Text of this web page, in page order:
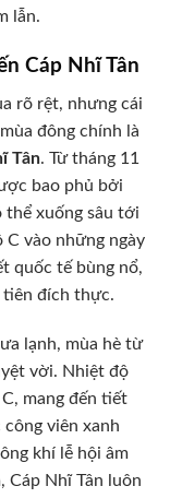
lẫn.
Cáp Nhĩ Tân
rõ rệt, nhưng cái
đông chính là
Tân. Từ tháng 11
bao phủ bởi
xuống sâu tới
C vào những ngày
quốc tế bùng nổ,
tiên đích thực.
lạnh, mùa hè từ
vời. Nhiệt độ
mang đến tiết
viên xanh
khí lễ hội âm
Cáp Nhĩ Tân luôn